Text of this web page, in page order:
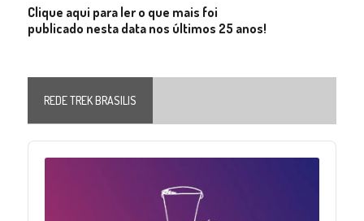
Clique aqui para ler o que mais foi
publicado nesta data nos últimos 25 anos!
REDE TREK BRASILIS
Audio
Player